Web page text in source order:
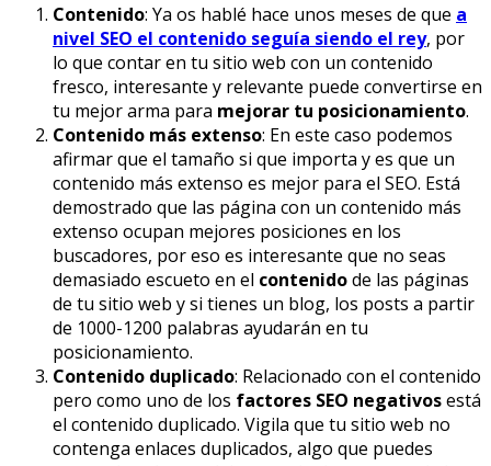
Contenido: Ya os hablé hace unos meses de que a
nivel SEO el contenido seguía siendo el rey, por
lo que contar en tu sitio web con un contenido
fresco, interesante y relevante puede convertirse en
tu mejor arma para mejorar tu posicionamiento.
Contenido más extenso: En este caso podemos
afirmar que el tamaño si que importa y es que un
contenido más extenso es mejor para el SEO. Está
demostrado que las página con un contenido más
extenso ocupan mejores posiciones en los
buscadores, por eso es interesante que no seas
demasiado escueto en el contenidode las páginas
de tu sitio web y si tienes un blog, los posts a partir
de 1000-1200 palabras ayudarán en tu
posicionamiento.
Contenido duplicado: Relacionado con el contenido
pero como uno de los factores SEO negativosestá
el contenido duplicado. Vigila que tu sitio web no
contenga enlaces duplicados, algo que puedes